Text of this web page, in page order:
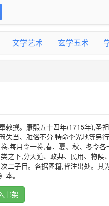
文学艺术 玄学五术
敕撰。康熙五十四年(1715年),圣
失当、雅俗不分,特命李光地等另
,每月令一卷,春、夏、秋、冬令
之下,分天道、政典、民用、物候
二子目。各据图籍,皆注出处。其
本。
书架